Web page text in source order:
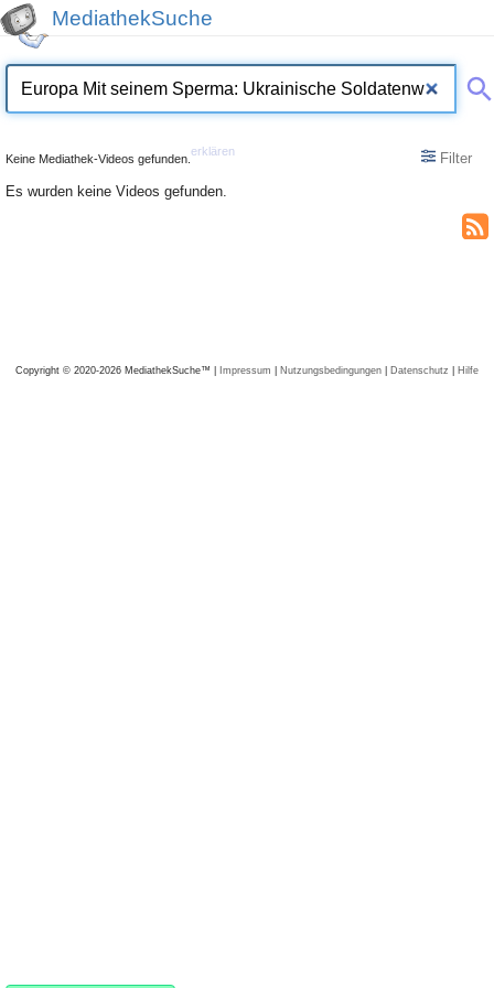
MediathekSuche
Keine Mediathek-Videos gefunden.
erklären
Filter
Es wurden keine Videos gefunden.
Copyright © 2020-2026 MediathekSuche™ | Impressum | Nutzungsbedingungen | Datenschutz | Hilfe